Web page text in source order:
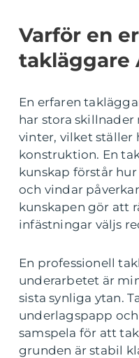
Varför en
takläggare
En erfaren
har stora
vinter, vilket ställer
konstruktion. En
kunskap förstår
och vindar
kunskapen gör att
infästningar väljs
En professionell
underarbetet är
sista synliga ytan.
underlagspapp
samspela för att
grunden är stabil